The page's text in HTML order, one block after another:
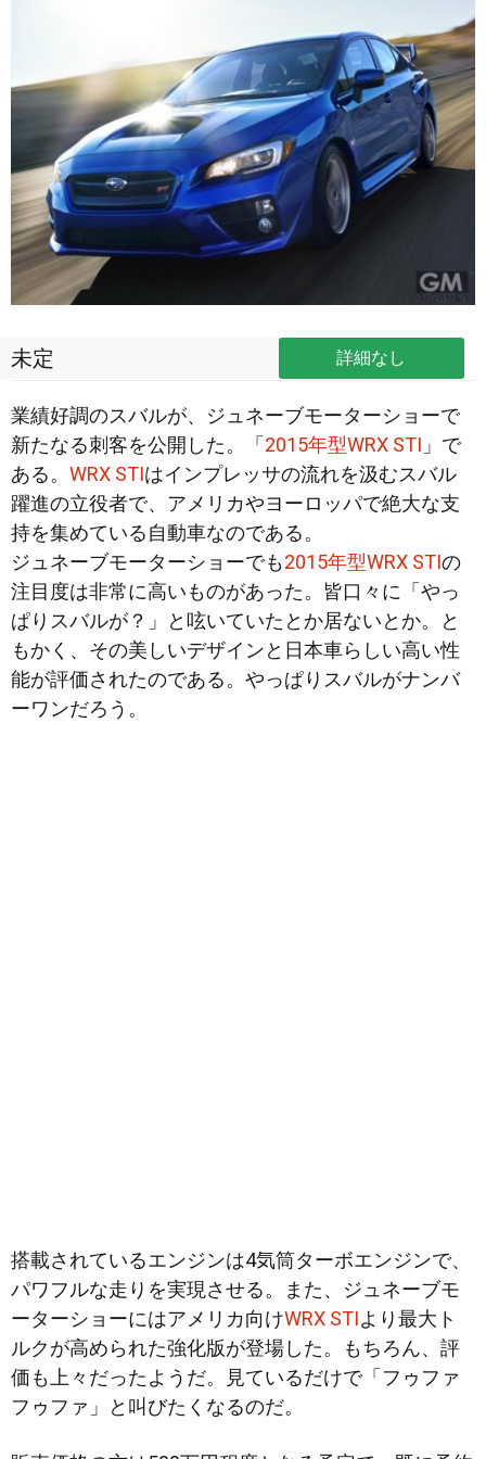
未定 詳細なし
業績好調のスバルが、ジュネーブモーターショーで
新たなる刺客を公開した。「2015年型WRX STI 」で
ある。 WRX STIはインプレッサの流れを汲むスバル
躍進の立役者で、アメリカやヨーロッパで絶大な支
持を集めている自動車なのである。
ジュネーブモーターショーでも2015年型WRX STIの
注目度は非常に高いものがあった。皆口々に 「やっ
ぱりスバルが？」と呟いていたとか居ないとか。と
もかく、その美しいデザインと日本車らしい高い性
能が評価されたのである。やっぱりスバルがナンバ
ーワンだろう。
搭載されているエンジンは4気筒ターボエンジンで、
パワフルな走りを実現させる。また、ジュネーブモ
ーターショーにはアメリカ向けWRX STIより最大ト
ルクが高められた強化版が登場した。もちろん、評
価も上々だったようだ。見ているだけで「フゥファ
フゥファ」と叫びたくなるのだ。